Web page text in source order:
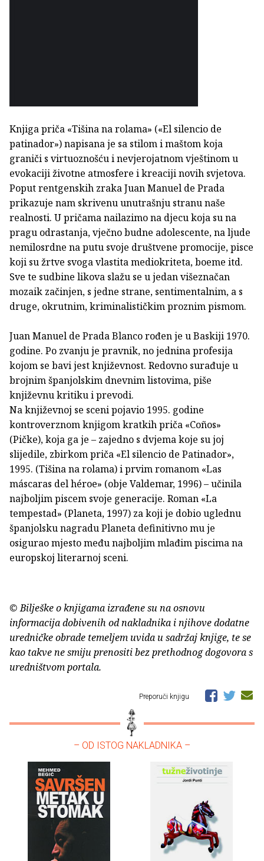
Knjiga priča «Tišina na rolama» («El silencio de
patinador») napisana je sa stilom i maštom koja
graniči s virtuoznošću i nevjerojatnom vještinom u
evokaciji životne atmosfere i kreaciji novih svjetova.
Poput rentgenskih zraka Juan Manuel de Prada
prikazuje nam skrivenu unutrašnju stranu naše
realnosti. U pričama nailazimo na djecu koja su na
pragu odrastanja, vječno budne adolescente, na ljude
nemilosrdne na putu svoje društvene promocije, pisce
koji su žrtve svoga vlastita mediokriteta, boeme itd.
Sve te sudbine likova slažu se u jedan višeznačan
mozaik začinjen, s jedne strane, sentimentalnim, a s
druge, okrutnim, kriminalističkim proznim pismom.
Juan Manuel de Prada Blanco rođen je u Baskiji 1970.
godine. Po zvanju je pravnik, no jednina profesija
kojom se bavi jest književnost. Redovno surađuje u
brojnim španjolskim dnevnim listovima, piše
književnu kritiku i prevodi.
Na književnoj se sceni pojavio 1995. godine
kontroverznom knjigom kratkih priča «Coños»
(Pičke), koja ga je – zajedno s dvjema koje su joj
slijedile, zbirkom priča «El silencio de Patinador»,
1995. (Tišina na rolama) i prvim romanom «Las
máscaras del héroe» (obje Valdemar, 1996) – učinila
najboljim piscem svoje generacije. Roman «La
tempestad» (Planeta, 1997) za koji je dobio uglednu
španjolsku nagradu Planeta definitivno mu je
osigurao mjesto među najboljim mlađim piscima na
europskoj literarnoj sceni.
© Bilješke o knjigama izrađene su na osnovu
informacija dobivenih od nakladnika i njihove dodatne
uredničke obrade temeljem uvida u sadržaj knjige, te se
kao takve ne smiju prenositi bez prethodnog dogovora s
uredništvom portala.
Preporuči knjigu
– OD ISTOG NAKLADNIKA –